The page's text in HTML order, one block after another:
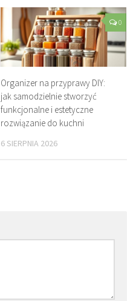
0
Organizer na przyprawy DIY:
jak samodzielnie stworzyć
funkcjonalne i estetyczne
rozwiązanie do kuchni
6 SIERPNIA 2026